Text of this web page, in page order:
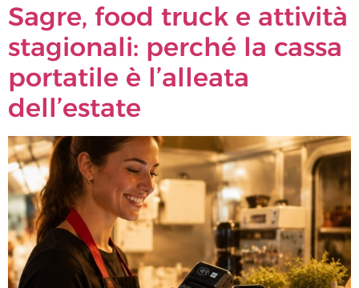
Sagre, food truck e attività
stagionali: perché la cassa
portatile è l’alleata
dell’estate